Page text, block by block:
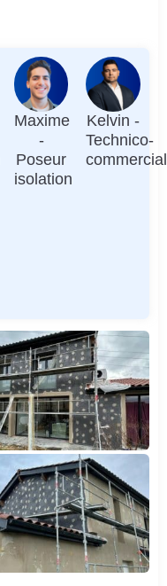
Maxime
-
Poseur
isolation
Kelvin -
Technico-
commercial